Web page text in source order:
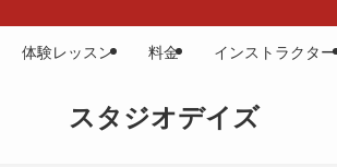
スタジオデイズ
体験レッスン 料金 インストラクター